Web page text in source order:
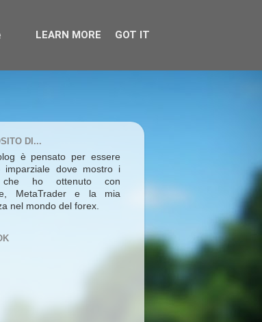
DI...
è pensato per essere
imparziale dove mostro i
che ho ottenuto con
MetaTrader e la mia
nel mondo del forex.
LEARN MORE GOT IT